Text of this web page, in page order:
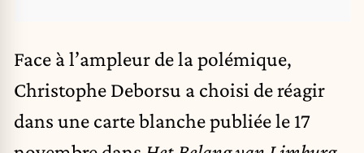
Face à l’ampleur de la polémique,
Christophe Deborsu a choisi de réagir
dans une carte blanche publiée le 17